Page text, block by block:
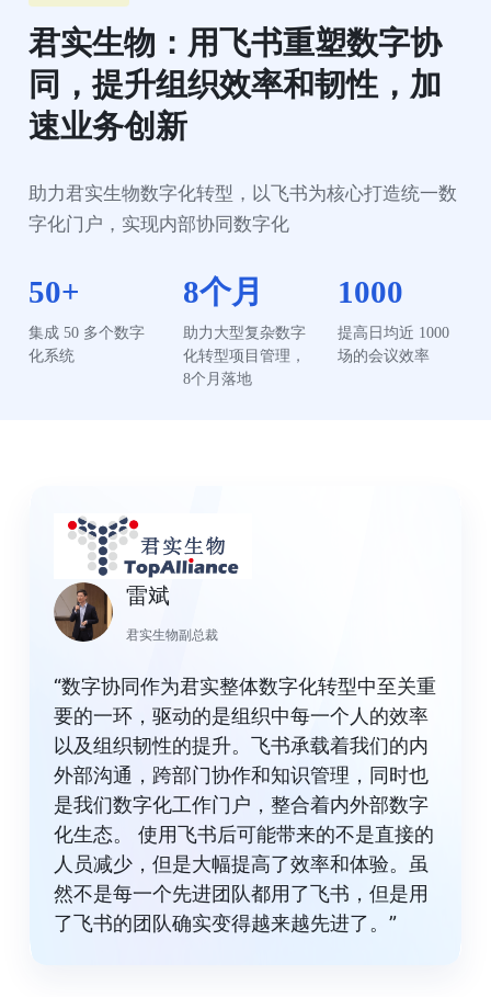
君实生物：用飞书重塑数字协
同，提升组织效率和韧性，加
速业务创新
助力君实生物数字化转型，以飞书为核心打造统一数
字化门户，实现内部协同数字化
50+
集成 50 多个数字
化系统
8个月
助力大型复杂数字
化转型项目管理，
8个月落地
1000
提高日均近 1000
场的会议效率
雷斌
君实生物副总裁
“数字协同作为君实整体数字化转型中至关重
要的一环，驱动的是组织中每一个人的效率
以及组织韧性的提升。飞书承载着我们的内
外部沟通，跨部门协作和知识管理，同时也
是我们数字化工作门户，整合着内外部数字
化生态。 使用飞书后可能带来的不是直接的
人员减少，但是大幅提高了效率和体验。虽
然不是每一个先进团队都用了飞书，但是用
了飞书的团队确实变得越来越先进了。”